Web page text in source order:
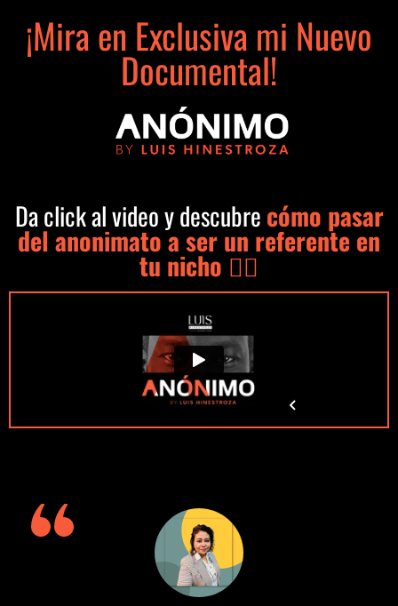
¡Mira en Exclusiva mi Nuevo
Documental!
Da click al video y descubrecómo pasar
del anonimato a ser un referente en
tu nicho 👇🏼